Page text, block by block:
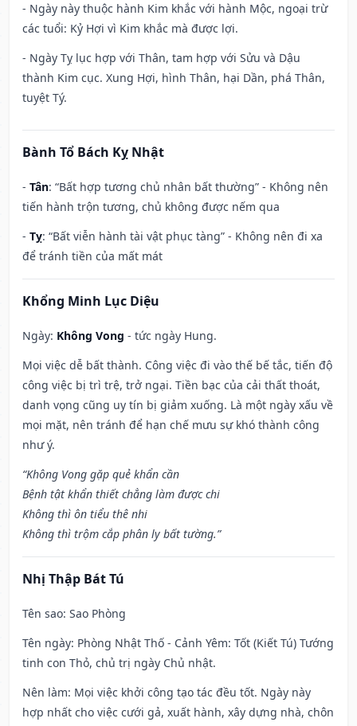
- Ngày này thuộc hành Kim khắc với hành Mộc, ngoại trừ
các tuổi: Kỷ Hợi vì Kim khắc mà được lợi.
- Ngày Tỵ lục hợp với Thân, tam hợp với Sửu và Dậu
thành Kim cục. Xung Hợi, hình Thân, hại Dần, phá Thân,
tuyệt Tý.
Bành Tổ Bách Kỵ Nhật
- Tân: “Bất hợp tương chủ nhân bất thường” - Không nên
tiến hành trộn tương, chủ không được nếm qua
- Tỵ: “Bất viễn hành tài vật phục tàng” - Không nên đi xa
để tránh tiền của mất mát
Khổng Minh Lục Diệu
Ngày: Không Vong - tức ngày Hung.
Mọi việc dễ bất thành. Công việc đi vào thế bế tắc, tiến độ
công việc bị trì trệ, trở ngại. Tiền bạc của cải thất thoát,
danh vọng cũng uy tín bị giảm xuống. Là một ngày xấu về
mọi mặt, nên tránh để hạn chế mưu sự khó thành công
như ý.
“Không Vong gặp quẻ khẩn cần
Bệnh tật khẩn thiết chẳng làm được chi
Không thì ôn tiểu thê nhi
Không thì trộm cắp phân ly bất tường.”
Nhị Thập Bát Tú
Tên sao: Sao Phòng
Tên ngày: Phòng Nhật Thố - Cảnh Yêm: Tốt (Kiết Tú) Tướng
tinh con Thỏ, chủ trị ngày Chủ nhật.
Nên làm: Mọi việc khởi công tạo tác đều tốt. Ngày này
hợp nhất cho việc cưới gả, xuất hành, xây dựng nhà, chôn